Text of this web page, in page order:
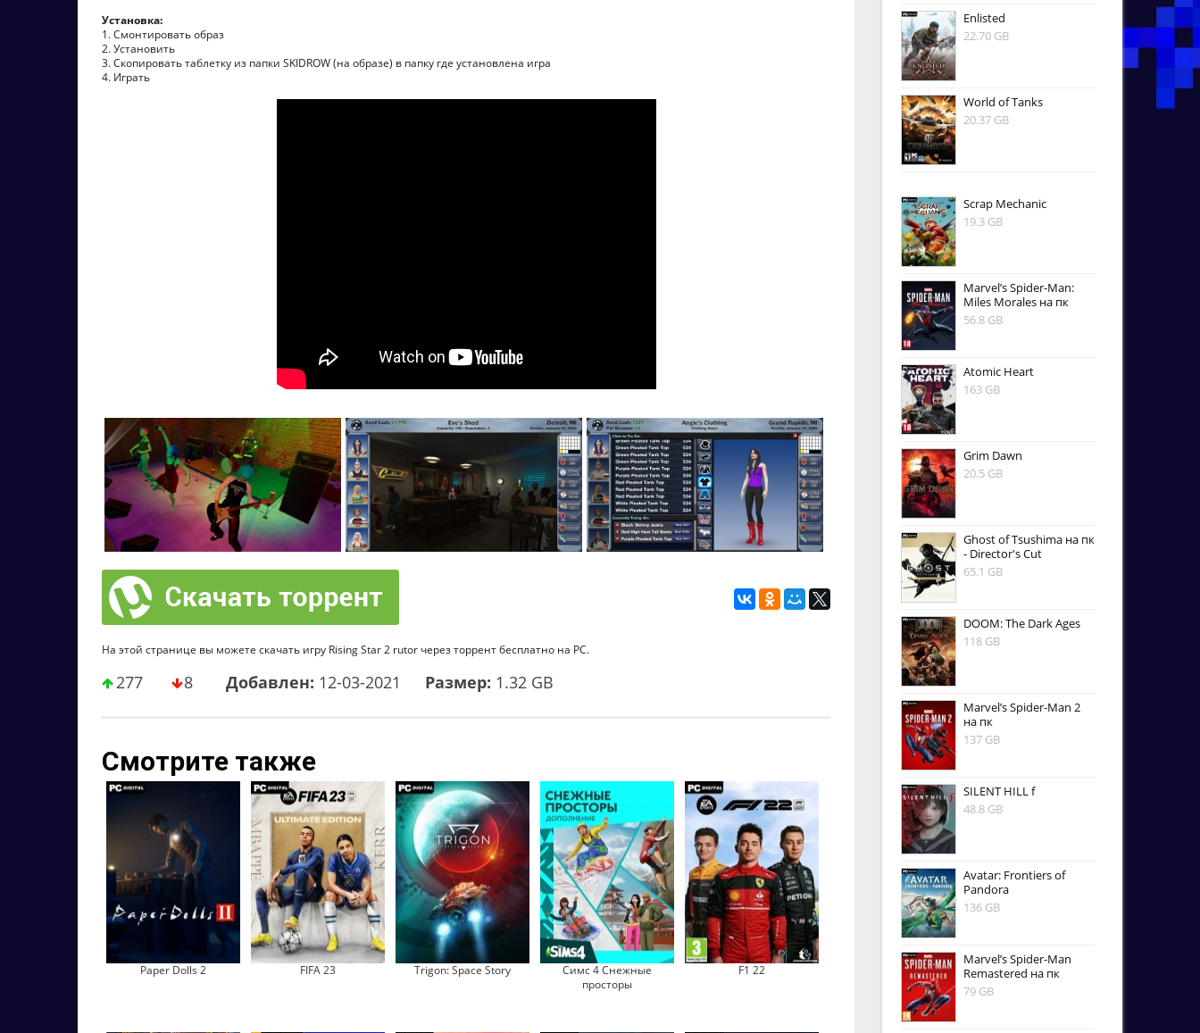
Установка:
1. Смонтировать образ
2. Установить
3. Скопировать таблетку из папки SKIDROW (на образе) в папку где установлена игра
4. Играть
На этой странице вы можете скачать игру Rising Star 2 rutor через торрент бесплатно на PC.
277 8 Добавлен: 12-03-2021 Размер: 1.32 GB
Смотрите также
Paper Dolls 2 FIFA 23 Trigon: Space Story
Симс 4 Снежные
просторы
F1 22
Enlisted
22.70 GB
World of Tanks
20.37 GB
Scrap Mechanic
19.3 GB
Marvel’s Spider-Man:
Miles Morales на пк
56.8 GB
Atomic Heart
163 GB
Grim Dawn
20.5 GB
Ghost of Tsushima на пк
- Director's Cut
65.1 GB
DOOM: The Dark Ages
118 GB
Marvel’s Spider-Man 2
на пк
137 GB
SILENT HILL f
48.8 GB
Avatar: Frontiers of
Pandora
136 GB
Marvel’s Spider-Man
Remastered на пк
79 GB